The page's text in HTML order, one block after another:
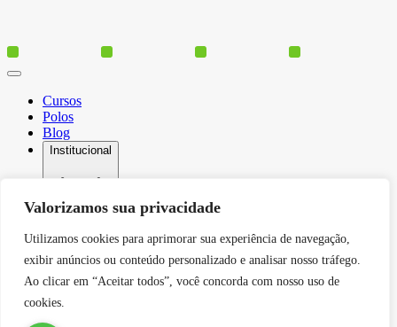
Valorizamos sua privacidade
Utilizamos cookies para aprimorar sua experiência de navegação,
exibir anúncios ou conteúdo personalizado e analisar nosso tráfego.
Ao clicar em “Aceitar todos”, você concorda com nosso uso de
cookies.
Cursos
Polos
Blog
Institucional
Serviços
Conheça-nos
Política de Privacidade
Contato